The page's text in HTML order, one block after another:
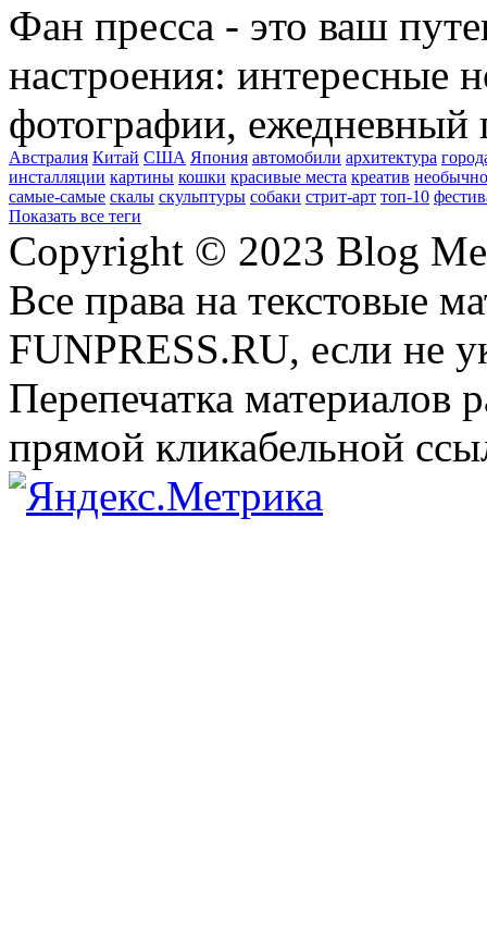
Фан пресса - это ваш
настроения: интересные
фотографии, ежедневный
Австралия Китай США Япония автомобили архитектура
инсталляции картины кошки красивые места креатив
самые-самые скалы скульптуры собаки стрит-арт топ-10
Показать все теги
Copyright © 2023 Blog
Все права на текстовые
FUNPRESS.RU, если не
Перепечатка материалов
прямой кликабельной